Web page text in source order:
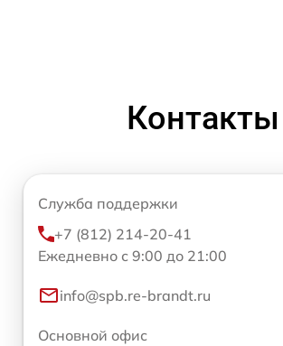
Контакты
Служба поддержки
+7 (812) 214-20-41
Ежедневно с 9:00 до 21:00
info@spb.re-brandt.ru
Основной офис